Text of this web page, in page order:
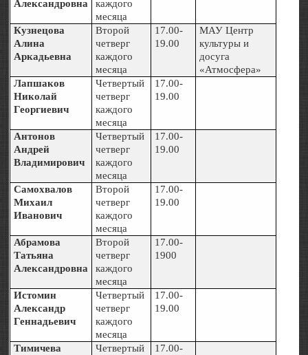
Александровна
каждого
месяца
Кузнецова
Алина
Аркадьевна
Второй
четверг
каждого
месяца
17.00-
19.00
МАУ Центр
культуры и
досуга
«Атмосфера»
Лапшаков
Николай
Георгиевич
Четвертый
четверг
каждого
месяца
17.00-
19.00
Антонов
Андрей
Владимирович
Четвертый
четверг
каждого
месяца
17.00-
19.00
Самохвалов
Михаил
Иванович
Второй
четверг
каждого
месяца
17.00-
19.00
Абрамова
Татьяна
Александровна
Второй
четверг
каждого
месяца
17.00-
1900
Истомин
Александр
Геннадьевич
Четвертый
четверг
каждого
месяца
17.00-
19.00
Тимичева
Четвертый
17.00-